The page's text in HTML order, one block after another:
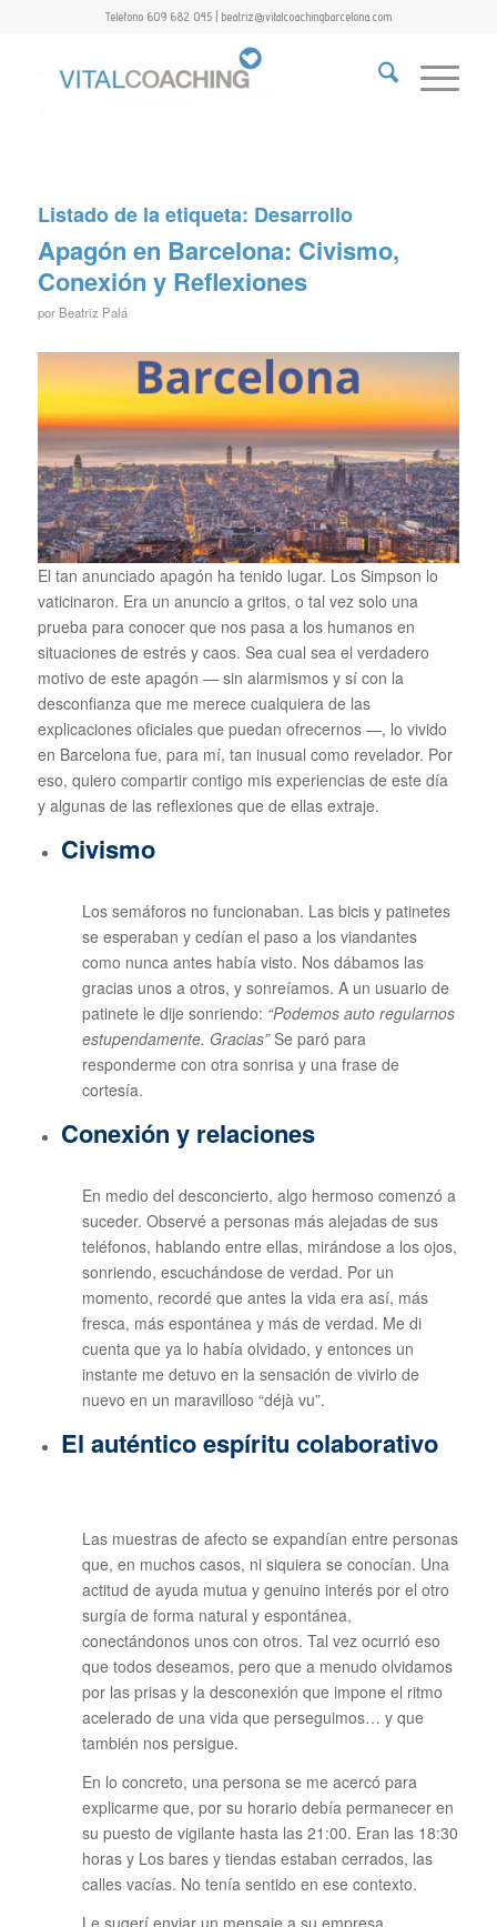
Teléfono 609 682 045 | beatriz@vitalcoachingbarcelona.com
Listado de la etiqueta: Desarrollo
Apagón en Barcelona: Civismo,
Conexión y Reflexiones
por Beatriz Palá
El tan anunciado apagón ha tenido lugar. Los Simpson lo
vaticinaron. Era un anuncio a gritos, o tal vez solo una
prueba para conocer que nos pasa a los humanos en
situaciones de estrés y caos. Sea cual sea el verdadero
motivo de este apagón — sin alarmismos y sí con la
desconfianza que me merece cualquiera de las
explicaciones oficiales que puedan ofrecernos —, lo vivido
en Barcelona fue, para mí, tan inusual como revelador. Por
eso, quiero compartir contigo mis experiencias de este día
y algunas de las reflexiones que de ellas extraje.
Civismo
Los semáforos no funcionaban. Las bicis y patinetes
se esperaban y cedían el paso a los viandantes
como nunca antes había visto. Nos dábamos las
gracias unos a otros, y sonreíamos. A un usuario de
patinete le dije sonriendo: “Podemos auto regularnos
estupendamente. Gracias”Se paró para
responderme con otra sonrisa y una frase de
cortesía.
Conexión y relaciones
En medio del desconcierto, algo hermoso comenzó a
suceder. Observé a personas más alejadas de sus
teléfonos, hablando entre ellas, mirándose a los ojos,
sonriendo, escuchándose de verdad. Por un
momento, recordé que antes la vida era así, más
fresca, más espontánea y más de verdad. Me di
cuenta que ya lo había olvidado, y entonces un
instante me detuvo en la sensación de vivirlo de
nuevo en un maravilloso “déjà vu”.
El auténtico espíritu colaborativo
Las muestras de afecto se expandían entre personas
que, en muchos casos, ni siquiera se conocían. Una
actitud de ayuda mutua y genuino interés por el otro
surgía de forma natural y espontánea,
conectándonos unos con otros. Tal vez ocurrió eso
que todos deseamos, pero que a menudo olvidamos
por las prisas y la desconexión que impone el ritmo
acelerado de una vida que perseguimos… y que
también nos persigue.
En lo concreto, una persona se me acercó para
explicarme que, por su horario debía permanecer en
su puesto de vigilante hasta las 21:00. Eran las 18:30
horas y Los bares y tiendas estaban cerrados, las
calles vacías. No tenía sentido en ese contexto.
Le sugerí enviar un mensaje a su empresa,